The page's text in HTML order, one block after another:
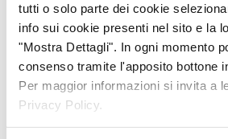
tutti o solo parte dei cookie
info sui cookie presenti nel sito e la
"Mostra Dettagli". In ogni momento
consenso tramite l'apposito bottone
Per maggior informazioni si invita a
Privacy Policy.
I primi iscritti furono n. 140, la
nel Comune di Asolo e nei Comuni
Zenone, Altivole, Maser e
si contano invece più di 500
di Asolo. In principio le trasfusioni
direttamente da donatore a ricevente